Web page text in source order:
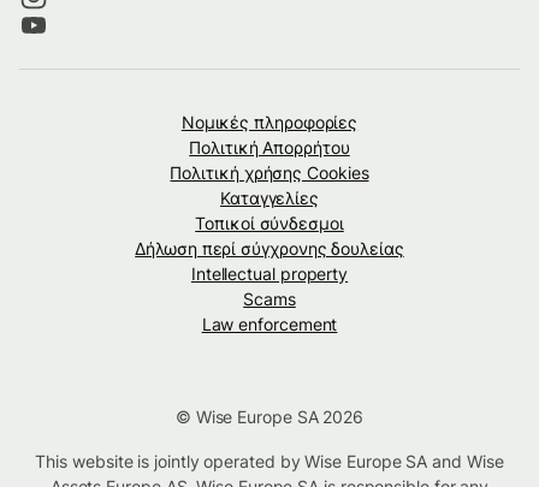
Νομικές πληροφορίες
Πολιτική Απορρήτου
Πολιτική χρήσης Cookies
Καταγγελίες
Τοπικοί σύνδεσμοι
Δήλωση περί σύγχρονης δουλείας
Intellectual property
Scams
Law enforcement
© Wise Europe SA 2026
This website is jointly operated by Wise Europe SA and Wise